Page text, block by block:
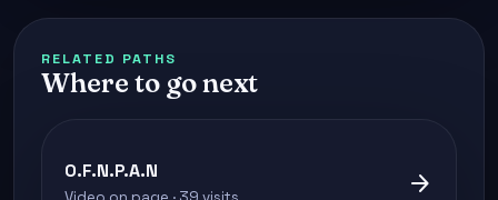
RELATED PATHS
Where to go next
O.F.N.P.A.N arrow_forward